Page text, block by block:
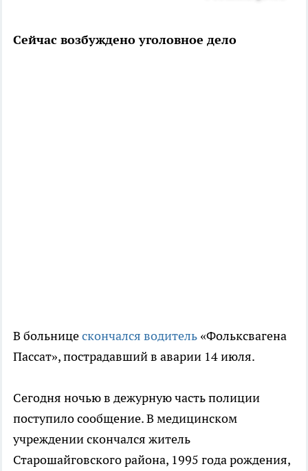
Сейчас возбуждено уголовное дело
В больницескончался водитель «Фольксвагена
Пассат», пострадавший в аварии 14 июля.
Сегодня ночью в дежурную часть полиции
поступило сообщение. В медицинском
учреждении скончался житель
Старошайговского района, 1995 года рождения,